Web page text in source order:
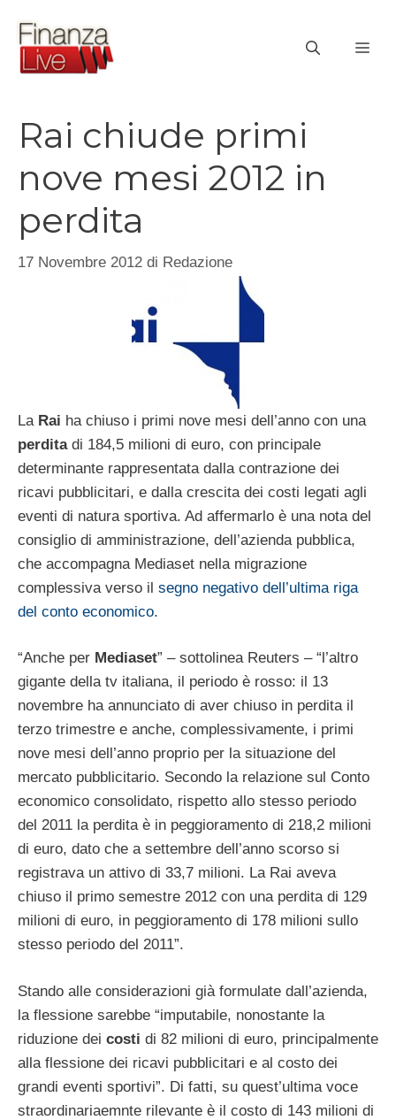
contenuto
Rai chiude primi
nove mesi 2012 in
perdita
17 Novembre 2012 di Redazione
La Rai ha chiuso i primi nove mesi dell’anno con una
perditadi 184,5 milioni di euro, con principale
determinante rappresentata dalla contrazione dei
ricavi pubblicitari, e dalla crescita dei costi legati agli
eventi di natura sportiva. Ad affermarlo è una nota del
consiglio di amministrazione, dell’azienda pubblica,
che accompagna Mediaset nella migrazione
complessiva verso il segno negativo dell’ultima riga
del conto economico.
“Anche per Mediaset” – sottolinea Reuters – “l’altro
gigante della tv italiana, il periodo è rosso: il 13
novembre ha annunciato di aver chiuso in perdita il
terzo trimestre e anche, complessivamente, i primi
nove mesi dell’anno proprio per la situazione del
mercato pubblicitario. Secondo la relazione sul Conto
economico consolidato, rispetto allo stesso periodo
del 2011 la perdita è in peggioramento di 218,2 milioni
di euro, dato che a settembre dell’anno scorso si
registrava un attivo di 33,7 milioni. La Rai aveva
chiuso il primo semestre 2012 con una perdita di 129
milioni di euro, in peggioramento di 178 milioni sullo
stesso periodo del 2011”.
Stando alle considerazioni già formulate dall’azienda,
la flessione sarebbe “imputabile, nonostante la
riduzione dei costi di 82 milioni di euro, principalmente
alla flessione dei ricavi pubblicitari e al costo dei
grandi eventi sportivi”. Di fatti, su quest’ultima voce
straordinariaemnte rilevante è il costo di 143 milioni di